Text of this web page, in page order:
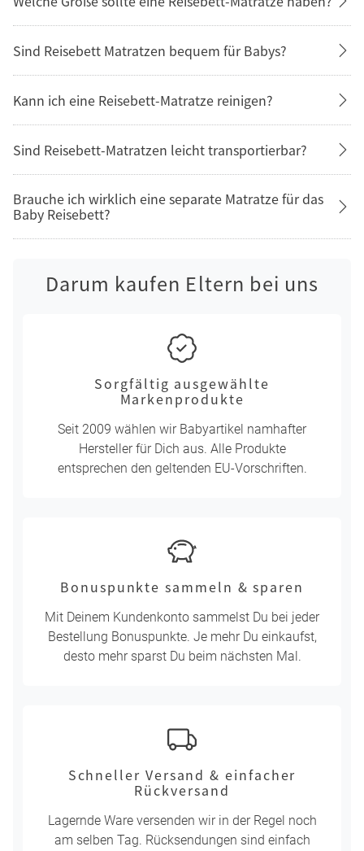
Sind Reisebett Matratzen bequem für Babys?
Kann ich eine Reisebett-Matratze reinigen?
Sind Reisebett-Matratzen leicht transportierbar?
Brauche ich wirklich eine separate Matratze für das
Baby Reisebett?
Darum kaufen Eltern bei uns
Sorgfältig ausgewählte
Markenprodukte
Seit 2009 wählen wir Babyartikel namhafter
Hersteller für Dich aus. Alle Produkte
entsprechen den geltenden EU-Vorschriften.
Bonuspunkte sammeln & sparen
Mit Deinem Kundenkonto sammelst Du bei jeder
Bestellung Bonuspunkte. Je mehr Du einkaufst,
desto mehr sparst Du beim nächsten Mal.
Schneller Versand & einfacher
Rückversand
Lagernde Ware versenden wir in der Regel noch
am selben Tag. Rücksendungen sind einfach